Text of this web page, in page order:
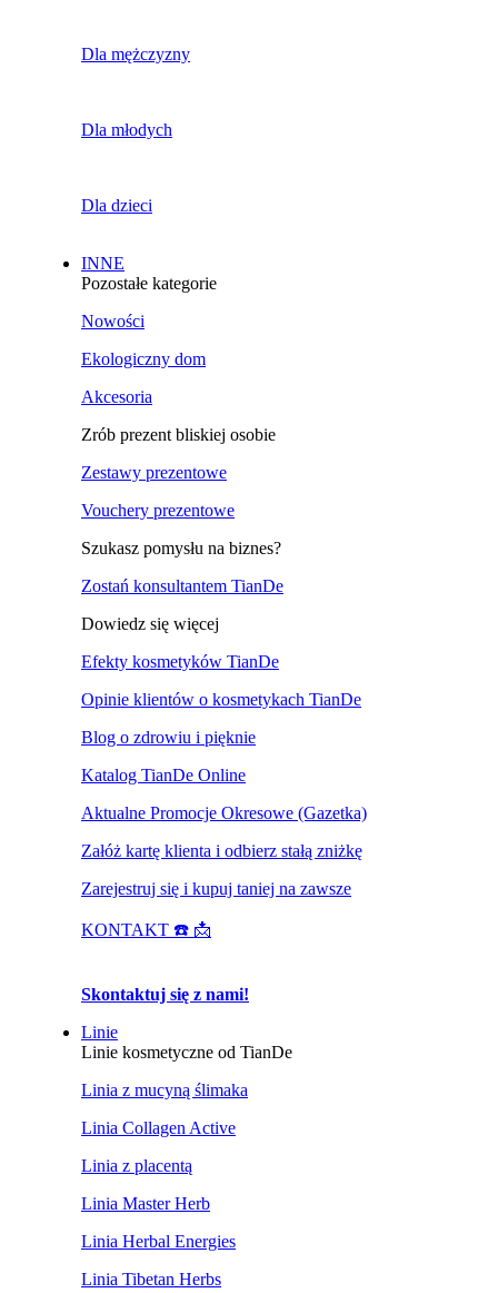
Dla mężczyzny
Dla młodych
Dla dzieci
INNE
Pozostałe kategorie
Nowości
Ekologiczny dom
Akcesoria
Zrób prezent bliskiej osobie
Zestawy prezentowe
Vouchery prezentowe
Szukasz pomysłu na biznes?
Zostań konsultantem TianDe
Dowiedz się więcej
Efekty kosmetyków TianDe
Opinie klientów o kosmetykach TianDe
Blog o zdrowiu i pięknie
Katalog TianDe Online
Aktualne Promocje Okresowe (Gazetka)
Załóż kartę klienta i odbierz stałą zniżkę
Zarejestruj się i kupuj taniej na zawsze
KONTAKT ☎️ 📩
Skontaktuj się z nami!
Linie
Linie kosmetyczne od TianDe
Linia z mucyną ślimaka
Linia Collagen Active
Linia z placentą
Linia Master Herb
Linia Herbal Energies
Linia Tibetan Herbs